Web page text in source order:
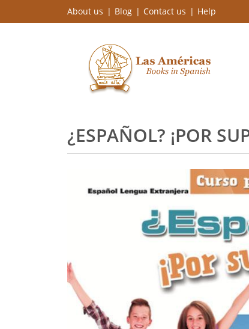
About us Blog Contact us Help
¿ESPAÑOL? ¡POR